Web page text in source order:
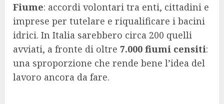
Fiume: accordi volontari tra enti, cittadini e
imprese per tutelare e riqualificare i bacini
idrici. In Italia sarebbero circa 200 quelli
avviati, a fronte di oltre 7.000 fiumi censiti:
una sproporzione che rende bene l’idea del
lavoro ancora da fare.